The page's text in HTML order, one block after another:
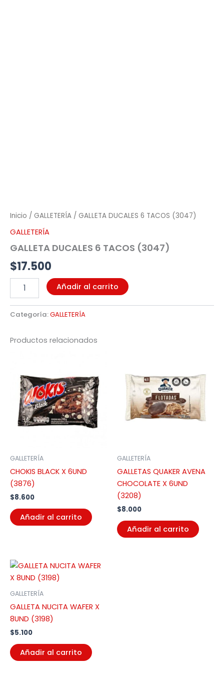
Inicio / GALLETERÍA / GALLETA DUCALES 6 TACOS (3047)
GALLETERÍA
GALLETA DUCALES 6 TACOS (3047)
$17.500
Añadir al carrito
Categoría:GALLETERÍA
Productos relacionados
GALLETERÍA
CHOKIS BLACK X 6UND
(3876)
$8.600
Añadir al carrito
GALLETERÍA
GALLETAS QUAKER AVENA
CHOCOLATE X 6UND
(3208)
$8.000
Añadir al carrito
GALLETERÍA
GALLETA NUCITA WAFER X
8UND (3198)
$5.100
Añadir al carrito